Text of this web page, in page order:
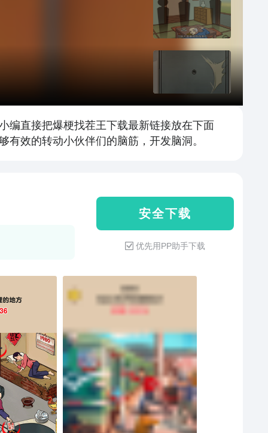
编直接把爆梗找茬王下载最新链接放在下面
效的转动小伙伴们的脑筋，开发脑洞。
安 全 下 载
优先用PP助手下载